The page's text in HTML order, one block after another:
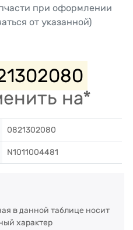
при оформлении
от указанной)
на*
0821302080
N1011004481
в данной таблице носит
характер